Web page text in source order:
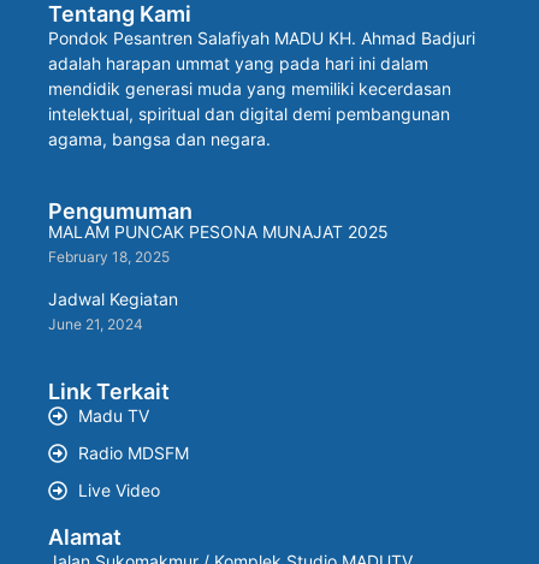
Tentang Kami
Pondok Pesantren Salafiyah MADU KH. Ahmad Badjuri
adalah harapan ummat yang pada hari ini dalam
mendidik generasi muda yang memiliki kecerdasan
intelektual, spiritual dan digital demi pembangunan
agama, bangsa dan negara.
Pengumuman
MALAM PUNCAK PESONA MUNAJAT 2025
February 18, 2025
Jadwal Kegiatan
June 21, 2024
Link Terkait
Madu TV
Radio MDSFM
Live Video
Alamat